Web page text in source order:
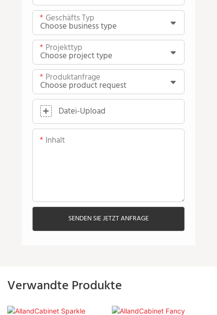
Geschäfts Typ
Projekttyp
Produktanfrage
Datei-Upload
Inhalt
SENDEN SIE JETZT ANFRAGE
Verwandte Produkte